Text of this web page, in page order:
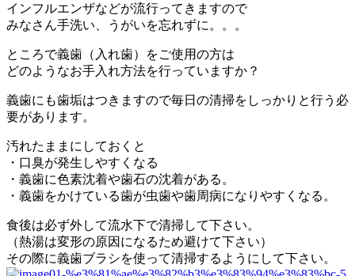
インフルエンザなどが流行ってきますので
みなさん手洗い、うがいを忘れずに。。。
ところで義歯（入れ歯）をご使用の方は
どのようなお手入れ方法を行っていますか？
義歯にも歯垢はつきますので毎日の清掃をしっかりと行う必
要があります。
汚れたままにしておくと
・口臭が発生しやすくなる
・義歯に色素沈着や歯石の沈着がある。
・義歯をかけている歯が虫歯や歯周病になりやすくなる。
食後は必ず外して流水下で清掃して下さい。
（熱湯は変形の原因になるため避けて下さい）
その際に義歯ブラシを使って清掃するようにして下さい。